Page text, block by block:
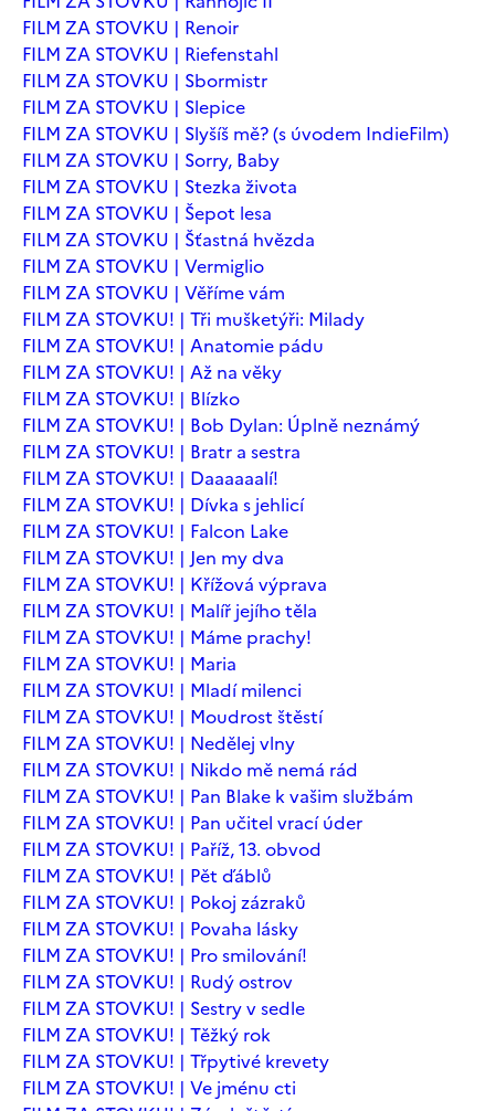
FILM ZA STOVKU | Renoir
FILM ZA STOVKU | Riefenstahl
FILM ZA STOVKU | Sbormistr
FILM ZA STOVKU | Slepice
FILM ZA STOVKU | Slyšíš mě? (s úvodem IndieFilm)
FILM ZA STOVKU | Sorry, Baby
FILM ZA STOVKU | Stezka života
FILM ZA STOVKU | Šepot lesa
FILM ZA STOVKU | Šťastná hvězda
FILM ZA STOVKU | Vermiglio
FILM ZA STOVKU | Věříme vám
FILM ZA STOVKU! | Tři mušketýři: Milady
FILM ZA STOVKU! | Anatomie pádu
FILM ZA STOVKU! | Až na věky
FILM ZA STOVKU! | Blízko
FILM ZA STOVKU! | Bob Dylan: Úplně neznámý
FILM ZA STOVKU! | Bratr a sestra
FILM ZA STOVKU! | Daaaaaalí!
FILM ZA STOVKU! | Dívka s jehlicí
FILM ZA STOVKU! | Falcon Lake
FILM ZA STOVKU! | Jen my dva
FILM ZA STOVKU! | Křížová výprava
FILM ZA STOVKU! | Malíř jejího těla
FILM ZA STOVKU! | Máme prachy!
FILM ZA STOVKU! | Maria
FILM ZA STOVKU! | Mladí milenci
FILM ZA STOVKU! | Moudrost štěstí
FILM ZA STOVKU! | Nedělej vlny
FILM ZA STOVKU! | Nikdo mě nemá rád
FILM ZA STOVKU! | Pan Blake k vašim službám
FILM ZA STOVKU! | Pan učitel vrací úder
FILM ZA STOVKU! | Paříž, 13. obvod
FILM ZA STOVKU! | Pět ďáblů
FILM ZA STOVKU! | Pokoj zázraků
FILM ZA STOVKU! | Povaha lásky
FILM ZA STOVKU! | Pro smilování!
FILM ZA STOVKU! | Rudý ostrov
FILM ZA STOVKU! | Sestry v sedle
FILM ZA STOVKU! | Těžký rok
FILM ZA STOVKU! | Třpytivé krevety
FILM ZA STOVKU! | Ve jménu cti